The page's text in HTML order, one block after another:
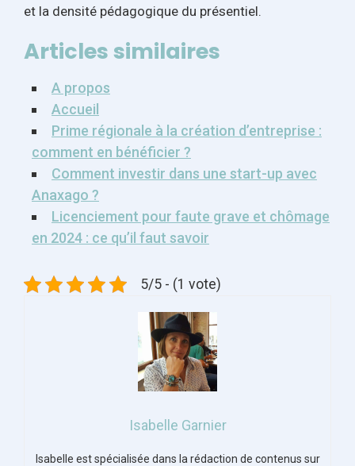
et la densité pédagogique du présentiel.
Articles similaires
A propos
Accueil
Prime régionale à la création d’entreprise :
comment en bénéficier ?
Comment investir dans une start-up avec
Anaxago ?
Licenciement pour faute grave et chômage
en 2024 : ce qu’il faut savoir
5/5 - (1 vote)
Isabelle Garnier
Isabelle est spécialisée dans la rédaction de contenus sur